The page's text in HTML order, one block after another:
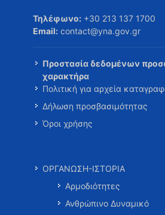
Τηλέφωνο: +30 213 137 1700
Email: contact@yna.gov.gr
Προστασία δεδομένων
χαρακτήρα
Πολιτική για αρχεία
Δήλωση προσβασιμότητας
Όροι χρήσης
ΟΡΓΑΝΩΣΗ-ΙΣΤΟΡΙΑ
Αρμοδιότητες
Ανθρώπινο Δυναμικό